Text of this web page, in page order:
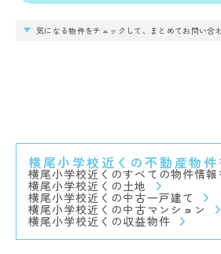
気になる物件をチェックして、まとめてお問い合
横尾小学校近くの不動産物
横尾小学校近くのすべての物件情報
横尾小学校近くの土地
横尾小学校近くの中古一戸建て
横尾小学校近くの中古マンション
横尾小学校近くの収益物件